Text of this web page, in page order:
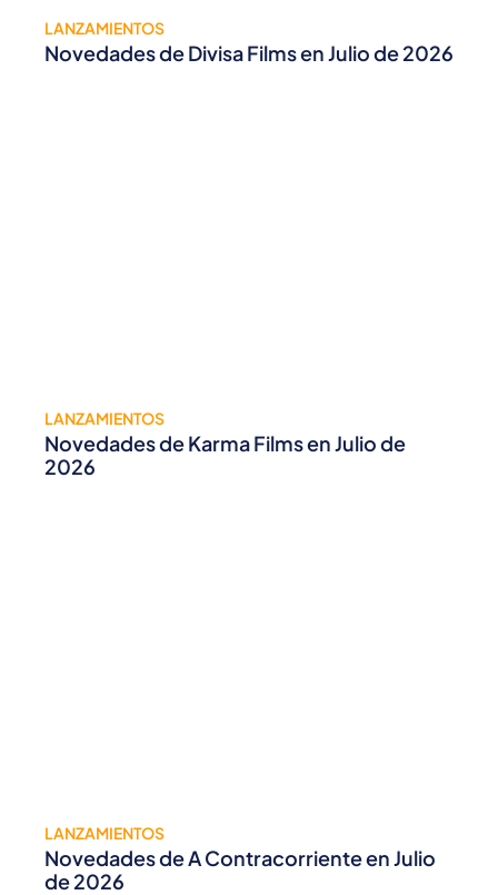
LANZAMIENTOS
Novedades de Divisa Films en Julio de 2026
LANZAMIENTOS
Novedades de Karma Films en Julio de
2026
LANZAMIENTOS
Novedades de A Contracorriente en Julio
de 2026